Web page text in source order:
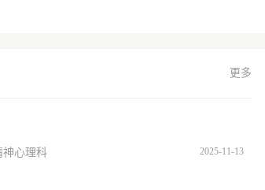
更多
神心理科 2025-11-13